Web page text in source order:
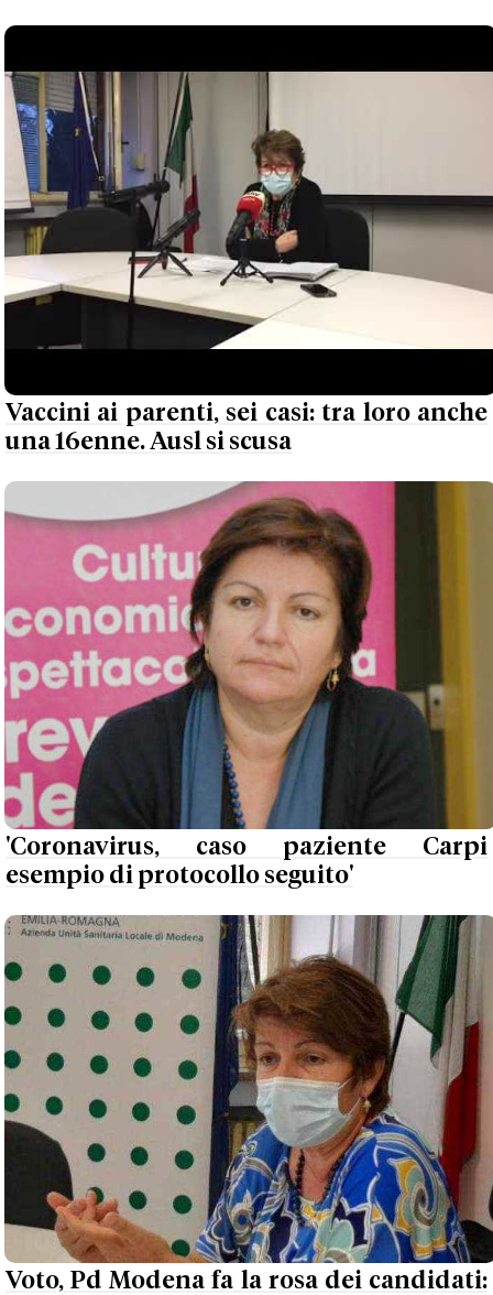
Vaccini ai parenti, sei casi: tra loro anche
una 16enne. Ausl si scusa
'Coronavirus, caso paziente Carpi
esempio di protocollo seguito'
Voto, Pd Modena fa la rosa dei candidati: